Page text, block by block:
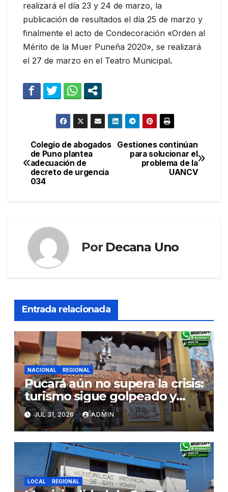
realizará el día 23 y 24 de marzo, la
publicación de resultados el día 25 de marzo y
finalmente el acto de Condecoración «Orden al
Mérito de la Muer Puneña 2020», se realizará
el 27 de marzo en el Teatro Municipal.
Navegación
de
Gestiones continúan
para solucionar el
problema de la
UANCV
Colegio de abogados
de Puno plantea
adecuación de
decreto de urgencia
034
Por Decana Uno
Entrada relacionada
NACIONAL REGIONAL
Pucará aún no supera la crisis:
turismo sigue golpeado y
alcaldesa exige al nuevo
Gobierno fondos para obras
paralizadas
JUL 31, 2026 ADMIN
LOCAL REGIONAL